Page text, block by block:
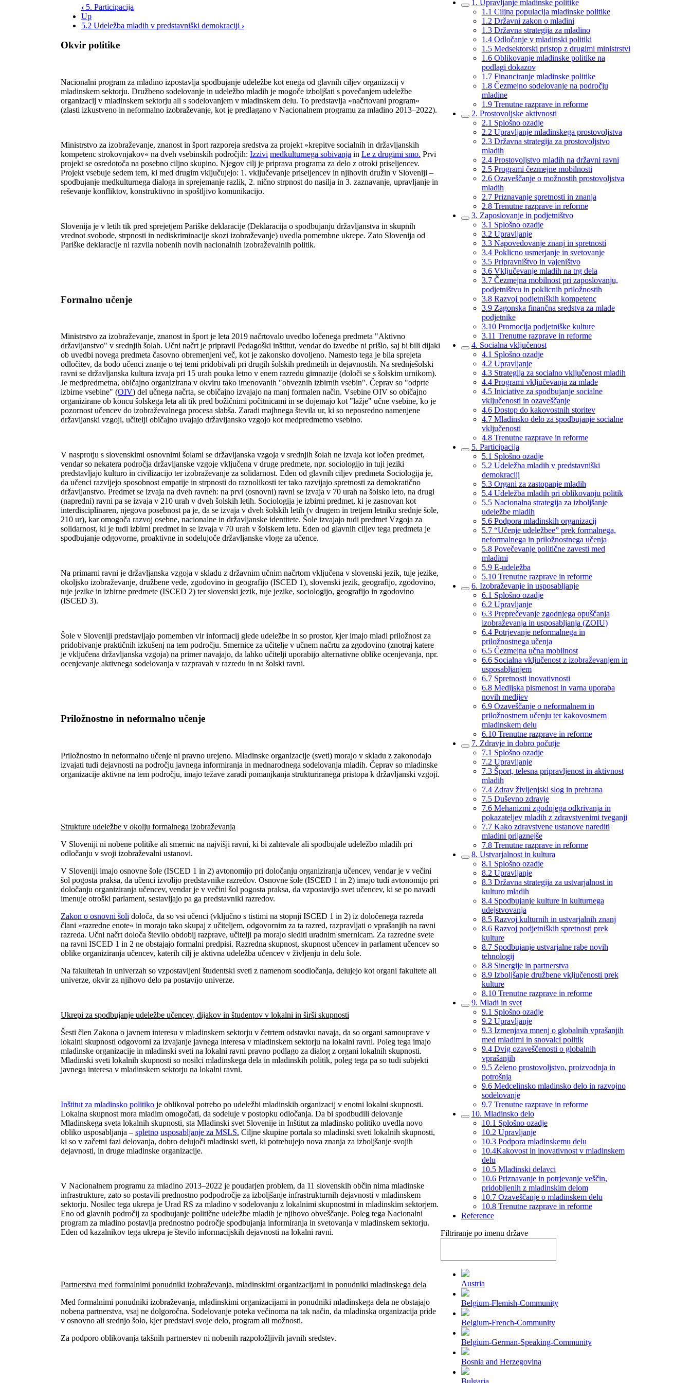
‹ 5. Participacija
Up
5.2 Udeležba mladih v predstavniški demokraciji ›
Okvir politike
Nacionalni program za mladino izpostavlja spodbujanje udeležbe kot enega od glavnih ciljev organizacij v
mladinskem sektorju. Družbeno sodelovanje in udeležbo mladih je mogoče izboljšati s povečanjem udeležbe
organizacij v mladinskem sektorju ali s sodelovanjem v mladinskem delu. To predstavlja »načrtovani program«
(zlasti izkustveno in neformalno izobraževanje, kot je predlagano v Nacionalnem programu za mladino 2013–2022).
Ministrstvo za izobraževanje, znanost in šport razporeja sredstva za projekt »krepitve socialnih in državljanskih
kompetenc strokovnjakov« na dveh vsebinskih področjih: Izzivi medkulturnega sobivanja in Le z drugimi smo. Prvi
projekt se osredotoča na posebno ciljno skupino. Njegov cilj je priprava programa za delo z otroki priseljencev.
Projekt vsebuje sedem tem, ki med drugim vključujejo: 1. vključevanje priseljencev in njihovih družin v Sloveniji –
spodbujanje medkulturnega dialoga in sprejemanje razlik, 2. nično strpnost do nasilja in 3. zaznavanje, upravljanje in
reševanje konfliktov, konstruktivno in spoštljivo komunikacijo.
Slovenija je v letih tik pred sprejetjem Pariške deklaracije (Deklaracija o spodbujanju državljanstva in skupnih
vrednot svobode, strpnosti in nediskriminacije skozi izobraževanje) uvedla pomembne ukrepe. Zato Slovenija od
Pariške deklaracije ni razvila nobenih novih nacionalnih izobraževalnih politik.
Formalno učenje
Ministrstvo za izobraževanje, znanost in šport je leta 2019 načrtovalo uvedbo ločenega predmeta "Aktivno
državljanstvo" v srednjih šolah. Učni načrt je pripravil Pedagoški inštitut, vendar do izvedbe ni prišlo, saj bi bili dijaki
ob uvedbi novega predmeta časovno obremenjeni več, kot je zakonsko dovoljeno. Namesto tega je bila sprejeta
odločitev, da bodo učenci znanje o tej temi pridobivali pri drugih šolskih predmetih in dejavnostih. Na srednješolski
ravni se državljanska kultura izvaja pri 15 urah pouka letno v enem razredu gimnazije (določi se s šolskim urnikom).
Je medpredmetna, običajno organizirana v okviru tako imenovanih "obveznih izbirnih vsebin". Čeprav so "odprte
izbirne vsebine" (OIV) del učnega načrta, se običajno izvajajo na manj formalen način. Vsebine OIV so običajno
organizirane ob koncu šolskega leta ali tik pred božičnimi počitnicami in se dojemajo kot "lažje" učne vsebine, ko je
pozornost učencev do izobraževalnega procesa slabša. Zaradi majhnega števila ur, ki so neposredno namenjene
državljanski vzgoji, učitelji običajno uvajajo državljansko vzgojo kot medpredmetno vsebino.
V nasprotju s slovenskimi osnovnimi šolami se državljanska vzgoja v srednjih šolah ne izvaja kot ločen predmet,
vendar so nekatera področja državljanske vzgoje vključena v druge predmete, npr. sociologijo in tuji jeziki
predstavljajo kulturo in civilizacijo ter izobraževanje za solidarnost. Eden od glavnih ciljev predmeta Sociologija je,
da učenci razvijejo sposobnost empatije in strpnosti do raznolikosti ter tako razvijajo spretnosti za demokratično
državljanstvo. Predmet se izvaja na dveh ravneh: na prvi (osnovni) ravni se izvaja v 70 urah na šolsko leto, na drugi
(napredni) ravni pa se izvaja v 210 urah v dveh šolskih letih. Sociologija je izbirni predmet, ki je zasnovan kot
interdisciplinaren, njegova posebnost pa je, da se izvaja v dveh šolskih letih (v drugem in tretjem letniku srednje šole,
210 ur), kar omogoča razvoj osebne, nacionalne in državljanske identitete. Šole izvajajo tudi predmet Vzgoja za
solidarnost, ki je tudi izbirni predmet in se izvaja v 70 urah v šolskem letu. Eden od glavnih ciljev tega predmeta je
spodbujanje odgovorne, proaktivne in sodelujoče državljanske vloge za učence.
Na primarni ravni je državljanska vzgoja v skladu z državnim učnim načrtom vključena v slovenski jezik, tuje jezike,
okoljsko izobraževanje, družbene vede, zgodovino in geografijo (ISCED 1), slovenski jezik, geografijo, zgodovino,
tuje jezike in izbirne predmete (ISCED 2) ter slovenski jezik, tuje jezike, sociologijo, geografijo in zgodovino
(ISCED 3).
Šole v Sloveniji predstavljajo pomemben vir informacij glede udeležbe in so prostor, kjer imajo mladi priložnost za
pridobivanje praktičnih izkušenj na tem področju. Smernice za učitelje v učnem načrtu za zgodovino (znotraj katere
je vključena državljanska vzgoja) na primer navajajo, da lahko učitelji uporabijo alternativne oblike ocenjevanja, npr.
ocenjevanje aktivnega sodelovanja v razpravah v razredu in na šolski ravni.
Priložnostno in neformalno učenje
Priložnostno in neformalno učenje ni pravno urejeno. Mladinske organizacije (sveti) morajo v skladu z zakonodajo
izvajati tudi dejavnosti na področju javnega informiranja in mednarodnega sodelovanja mladih. Čeprav so mladinske
organizacije aktivne na tem področju, imajo težave zaradi pomanjkanja strukturiranega pristopa k državljanski vzgoji.
Strukture udeležbe v okolju formalnega izobraževanja
V Sloveniji ni nobene politike ali smernic na najvišji ravni, ki bi zahtevale ali spodbujale udeležbo mladih pri
odločanju v svoji izobraževalni ustanovi.
V Sloveniji imajo osnovne šole (ISCED 1 in 2) avtonomijo pri določanju organiziranja učencev, vendar je v večini
šol pogosta praksa, da učenci izvolijo predstavnike razredov. Osnovne šole (ISCED 1 in 2) imajo tudi avtonomijo pri
določanju organiziranja učencev, vendar je v večini šol pogosta praksa, da vzpostavijo svet učencev, ki se po navadi
imenuje otroški parlament, sestavljajo pa ga predstavniki razredov.
Zakon o osnovni šoli določa, da so vsi učenci (vključno s tistimi na stopnji ISCED 1 in 2) iz določenega razreda
člani »razredne enote« in morajo tako skupaj z učiteljem, odgovornim za ta razred, razpravljati o vprašanjih na ravni
razreda. Učni načrt določa število obdobij razprave, učitelji pa morajo slediti uradnim smernicam. Za razredne svete
na ravni ISCED 1 in 2 ne obstajajo formalni predpisi. Razredna skupnost, skupnost učencev in parlament učencev so
oblike organiziranja učencev, katerih cilj je aktivna udeležba učencev v življenju in delu šole.
Na fakultetah in univerzah so vzpostavljeni študentski sveti z namenom soodločanja, delujejo kot organi fakultete ali
univerze, okvir za njihovo delo pa postavijo univerze.
Ukrepi za spodbujanje udeležbe učencev, dijakov in študentov v lokalni in širši skupnosti
Šesti člen Zakona o javnem interesu v mladinskem sektorju v četrtem odstavku navaja, da so organi samouprave v
lokalni skupnosti odgovorni za izvajanje javnega interesa v mladinskem sektorju na lokalni ravni. Poleg tega imajo
mladinske organizacije in mladinski sveti na lokalni ravni pravno podlago za dialog z organi lokalnih skupnosti.
Mladinski sveti lokalnih skupnosti so nosilci mladinskega dela in mladinskih politik, poleg tega pa so tudi subjekti
javnega interesa v mladinskem sektorju na lokalni ravni.
Inštitut za mladinsko politiko je oblikoval potrebo po udeležbi mladinskih organizacij v enotni lokalni skupnosti.
Lokalna skupnost mora mladim omogočati, da sodeluje v postopku odločanja. Da bi spodbudili delovanje
Mladinskega sveta lokalnih skupnosti, sta Mladinski svet Slovenije in Inštitut za mladinsko politiko uvedla novo
obliko usposabljanja – spletno usposabljanje za MSLS. Ciljne skupine portala so mladinski sveti lokalnih skupnosti,
ki so v začetni fazi delovanja, dobro delujoči mladinski sveti, ki potrebujejo nova znanja za izboljšanje svojih
dejavnosti, in druge mladinske organizacije.
V Nacionalnem programu za mladino 2013–2022 je poudarjen problem, da 11 slovenskih občin nima mladinske
infrastrukture, zato so postavili prednostno podpodročje za izboljšanje infrastrukturnih dejavnosti v mladinskem
sektorju. Nosilec tega ukrepa je Urad RS za mladino v sodelovanju z lokalnimi skupnostmi in mladinskim sektorjem.
Eno od glavnih področij za spodbujanje politične udeležbe mladih je njihovo obveščanje. Poleg tega Nacionalni
program za mladino postavlja prednostno področje spodbujanja informiranja in svetovanja v mladinskem sektorju.
Eden od kazalnikov tega ukrepa je število informacijskih dejavnosti na lokalni ravni.
Partnerstva med formalnimi ponudniki izobraževanja, mladinskimi organizacijami in ponudniki mladinskega dela
Med formalnimi ponudniki izobraževanja, mladinskimi organizacijami in ponudniki mladinskega dela ne obstajajo
nobena partnerstva, vsaj ne dolgoročna. Sodelovanje poteka večinoma na tak način, da mladinska organizacija pride
v osnovno ali srednjo šolo, kjer predstavi svoje delo, program ali možnosti.
Za podporo oblikovanja takšnih partnerstev ni nobenih razpoložljivih javnih sredstev.
1. Upravljanje mladinske politike
1.1 Ciljna populacija mladinske politike
1.2 Državni zakon o mladini
1.3 Državna strategija za mladino
1.4 Odločanje v mladinski politiki
1.5 Medsektorski pristop z drugimi ministrstvi
1.6 Oblikovanje mladinske politike na
podlagi dokazov
1.7 Financiranje mladinske politike
1.8 Čezmejno sodelovanje na področju
mladine
1.9 Trenutne razprave in reforme
2. Prostovoljske aktivnosti
2.1 Splošno ozadje
2.2 Upravljanje mladinskega prostovoljstva
2.3 Državna strategija za prostovoljstvo
mladih
2.4 Prostovoljstvo mladih na državni ravni
2.5 Programi čezmejne mobilnosti
2.6 Ozaveščanje o možnostih prostovoljstva
mladih
2.7 Priznavanje spretnosti in znanja
2.8 Trenutne razprave in reforme
3. Zaposlovanje in podjetništvo
3.1 Splošno ozadje
3.2 Upravljanje
3.3 Napovedovanje znanj in spretnosti
3.4 Poklicno usmerjanje in svetovanje
3.5 Pripravništvo in vajeništvo
3.6 Vključevanje mladih na trg dela
3.7 Čezmejna mobilnost pri zaposlovanju,
podjetništvu in poklicnih priložnostih
3.8 Razvoj podjetniških kompetenc
3.9 Zagonska finančna sredstva za mlade
podjetnike
3.10 Promocija podjetniške kulture
3.11 Trenutne razprave in reforme
4. Socialna vključenost
4.1 Splošno ozadje
4.2 Upravljanje
4.3 Strategija za socialno vključenost mladih
4.4 Programi vključevanja za mlade
4.5 Iniciative za spodbujanje socialne
vključenosti in ozaveščanje
4.6 Dostop do kakovostnih storitev
4.7 Mladinsko delo za spodbujanje socialne
vključenosti
4.8 Trenutne razprave in reforme
5. Participacija
5.1 Splošno ozadje
5.2 Udeležba mladih v predstavniški
demokraciji
5.3 Organi za zastopanje mladih
5.4 Udeležba mladih pri oblikovanju politik
5.5 Nacionalna strategija za izboljšanje
udeležbe mladih
5.6 Podpora mladinskih organizacij
5.7 “Učenje udeležbee” prek formalnega,
neformalnega in priložnostnega učenja
5.8 Povečevanje politične zavesti med
mladimi
5.9 E-udeležba
5.10 Trenutne razprave in reforme
6. Izobraževanje in usposabljanje
6.1 Splošno ozadje
6.2 Upravljanje
6.3 Preprečevanje zgodnjega opuščanja
izobraževanja in usposabljanja (ZOIU)
6.4 Potrjevanje neformalnega in
priložnostnega učenja
6.5 Čezmejna učna mobilnost
6.6 Socialna vključenost z izobraževanjem in
usposabljanjem
6.7 Spretnosti inovativnosti
6.8 Medijska pismenost in varna uporaba
novih medijev
6.9 Ozaveščanje o neformalnem in
priložnostnem učenju ter kakovostnem
mladinskem delu
6.10 Trenutne razprave in reforme
7. Zdravje in dobro počutje
7.1 Splošno ozadje
7.2 Upravljanje
7.3 Šport, telesna pripravljenost in aktivnost
mladih
7.4 Zdrav življenjski slog in prehrana
7.5 Duševno zdravje
7.6 Mehanizmi zgodnjega odkrivanja in
pokazateljev mladih z zdravstvenimi tveganji
7.7 Kako zdravstvene ustanove narediti
mladini prijaznejše
7.8 Trenutne razprave in reforme
8. Ustvarjalnost in kultura
8.1 Splošno ozadje
8.2 Upravljanje
8.3 Državna strategija za ustvarjalnost in
kulturo mladih
8.4 Spodbujanje kulture in kulturnega
udejstvovanja
8.5 Razvoj kulturnih in ustvarjalnih znanj
8.6 Razvoj podjetniških spretnosti prek
kulture
8.7 Spodbujanje ustvarjalne rabe novih
tehnologij
8.8 Sinergije in partnerstva
8.9 Izboljšanje družbene vključenosti prek
kulture
8.10 Trenutne razprave in reforme
9. Mladi in svet
9.1 Splošno ozadje
9.2 Upravljanje
9.3 Izmenjava mnenj o globalnih vprašanjih
med mladimi in snovalci politik
9.4 Dvig ozaveščenosti o globalnih
vprašanjih
9.5 Zeleno prostovoljstvo, proizvodnja in
potrošnja
9.6 Medcelinsko mladinsko delo in razvojno
sodelovanje
9.7 Trenutne razprave in reforme
10. Mladinsko delo
10.1 Splošno ozadje
10.2 Upravljanje
10.3 Podpora mladinskemu delu
10.4Kakovost in inovativnost v mladinskem
delu
10.5 Mladinski delavci
10.6 Priznavanje in potrjevanje veščin,
pridobljenih z mladinskim delom
10.7 Ozaveščanje o mladinskem delu
10.8 Trenutne razprave in reforme
Reference
Filtriranje po imenu države
Austria
Belgium-Flemish-Community
Belgium-French-Community
Belgium-German-Speaking-Community
Bosnia and Herzegovina
Bulgaria